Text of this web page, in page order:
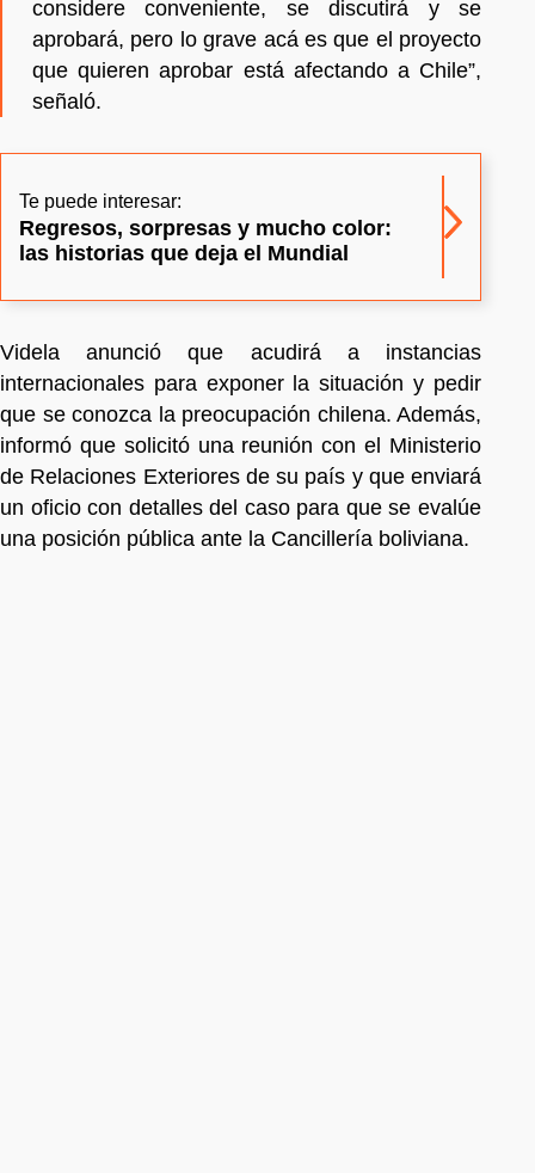
considere conveniente, se discutirá y se
aprobará, pero lo grave acá es que el proyecto
que quieren aprobar está afectando a Chile”,
señaló.
Te puede interesar:
Regresos, sorpresas y mucho color:
las historias que deja el Mundial
Videla anunció que acudirá a instancias
internacionales para exponer la situación y pedir
que se conozca la preocupación chilena. Además,
informó que solicitó una reunión con el Ministerio
de Relaciones Exteriores de su país y que enviará
un oficio con detalles del caso para que se evalúe
una posición pública ante la Cancillería boliviana.